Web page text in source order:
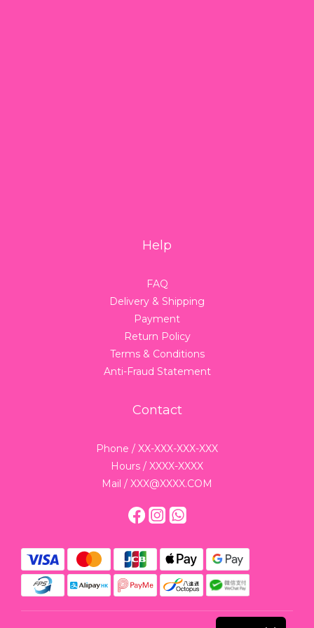
Help
FAQ
Delivery & Shipping
Payment
Return Policy
Terms & Conditions
Anti-Fraud Statement
Contact
Phone / XX-XXX-XXX-XXX
Hours / XXXX-XXXX
Mail / XXX@XXXX.COM